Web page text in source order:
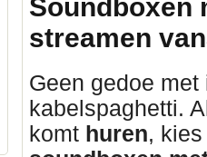
Soundboxen
streamen
Geen gedoe
kabelspaghetti.
komt huren,